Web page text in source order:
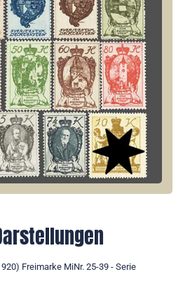
Freimarke MiNr. 25-39 - Serie